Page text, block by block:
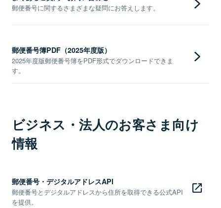
郵便番号に関するさまざまな疑問にお答えします。
郵便番号簿PDF（2025年度版）
2025年度版郵便番号簿をPDF形式でダウンロードできま
す。
ビジネス・法人のお客さま向け
情報
郵便番号・デジタルアドレスAPI
郵便番号とデジタルアドレスから住所を取得できる公式API
を提供。